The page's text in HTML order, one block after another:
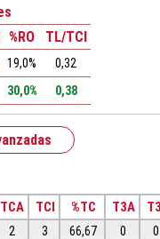
%RO TL/TCI
19,0%
0,32
30,0% 0,38
TCA TCI %TC T3A
2 3 66,67 0
0